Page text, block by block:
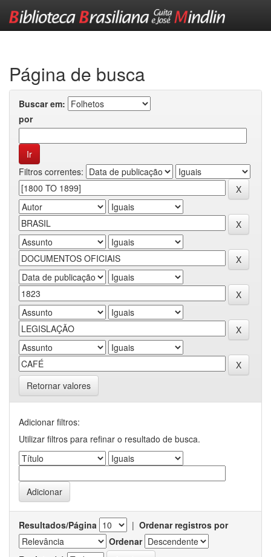
Página de busca
Buscar em:
por
Filtros correntes:
Retornar valores
Adicionar filtros:
Utilizar filtros para refinar o resultado de busca.
Resultados/Página | Ordenar registros por
Ordenar